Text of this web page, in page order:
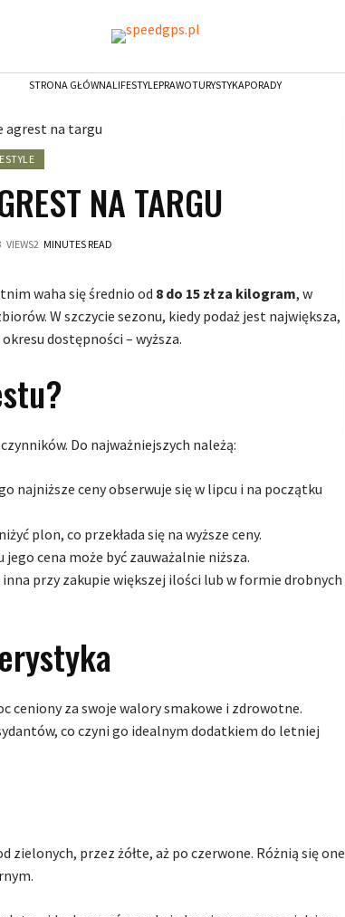
STRONA GŁÓWNALIFESTYLEPRAWOTURYSTYKAPORADY
NA TARGU
VIEWS2 MINUTES READ
waha się średnio od 8 do 15 zł za kilogram, w
W szczycie sezonu, kiedy podaż jest największa,
dostępności – wyższa.
Do najważniejszych należą:
najniższe ceny obserwuje się w lipcu i na początku
plon, co przekłada się na wyższe ceny.
cena może być zauważalnie niższa.
przy zakupie większej ilości lub w formie drobnych
ceniony za swoje walory smakowe i zdrowotne.
co czyni go idealnym dodatkiem do letniej
przez żółte, aż po czerwone. Różnią się one